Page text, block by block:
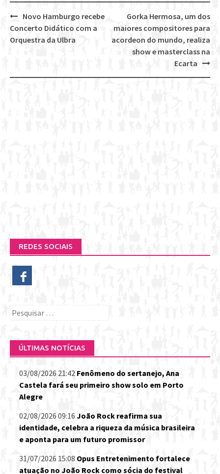
Post
navigation
Gorka Hermosa, um dos
maiores compositores para
acordeon do mundo, realiza
show e masterclass na
Ecarta
Novo Hamburgo recebe
Concerto Didático com a
Orquestra da Ulbra
REDES SOCIAIS
Pesquisar
ÚLTIMAS NOTÍCIAS
03/08/2026 21:42 Fenômeno do sertanejo, Ana
Castela fará seu primeiro show solo em Porto
Alegre
02/08/2026 09:16 João Rock reafirma sua
identidade, celebra a riqueza da música brasileira
e aponta para um futuro promissor
31/07/2026 15:08 Opus Entretenimento fortalece
atuação no João Rock como sócia do festival